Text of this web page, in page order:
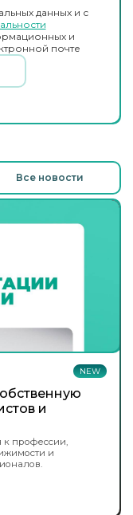
данных и с
и
почте
Все новости
NEW
и
профессии,
и